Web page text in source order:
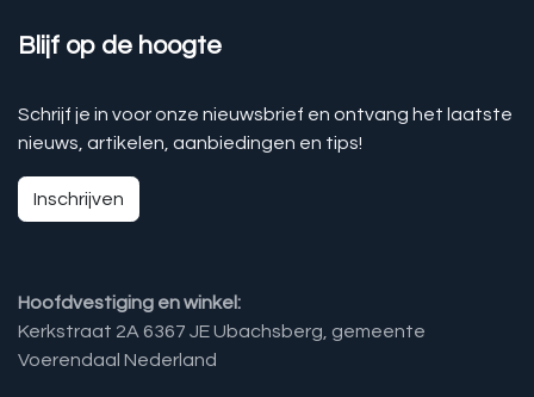
Blijf op de hoogte
Schrijf je in voor onze nieuwsbrief en ontvang het laatste
nieuws, artikelen, aanbiedingen en tips!
Inschrijven
Hoofdvestiging en winkel:
Kerkstraat 2A 6367 JE Ubachsberg, gemeente
Voerendaal Nederland